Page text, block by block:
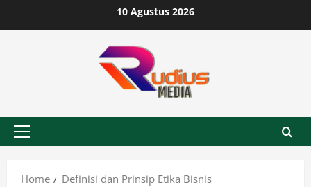
to
10 Agustus 2026
Primary
Home
Definisi dan Prinsip Etika Bisnis